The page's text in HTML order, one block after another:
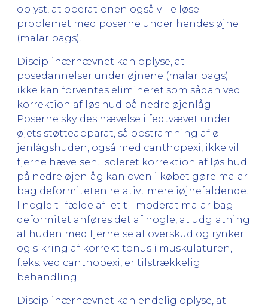
oplyst, at operationen også ville løse
problemet med poserne un­der hendes øjne
(malar bags).
Disciplinærnævnet kan oplyse, at
posedannelser under øjnene (malar bags)
ikke kan forventes elimineret som sådan ved
korrektion af løs hud på nedre øjenlåg.
Poserne skyldes hævelse i fedtvævet under
øjets støtteapparat, så opstramning af ø­
jenlågshuden, også med canthopexi, ikke vil
fjerne hævelsen. Isoleret kor­rek­tion af løs hud
på nedre øjenlåg kan oven i købet gøre malar
bag deformiteten relativt mere iøjnefaldende.
I nogle tilfælde af let til moderat malar bag-
deformitet anføres det af nogle, at udglatning
af huden med fjernelse af overskud og rynker
og sikring af korrekt tonus i muskulaturen,
f.eks. ved canthopexi, er tilstrækkelig
behandling.
Disciplinærnævnet kan endelig oplyse, at